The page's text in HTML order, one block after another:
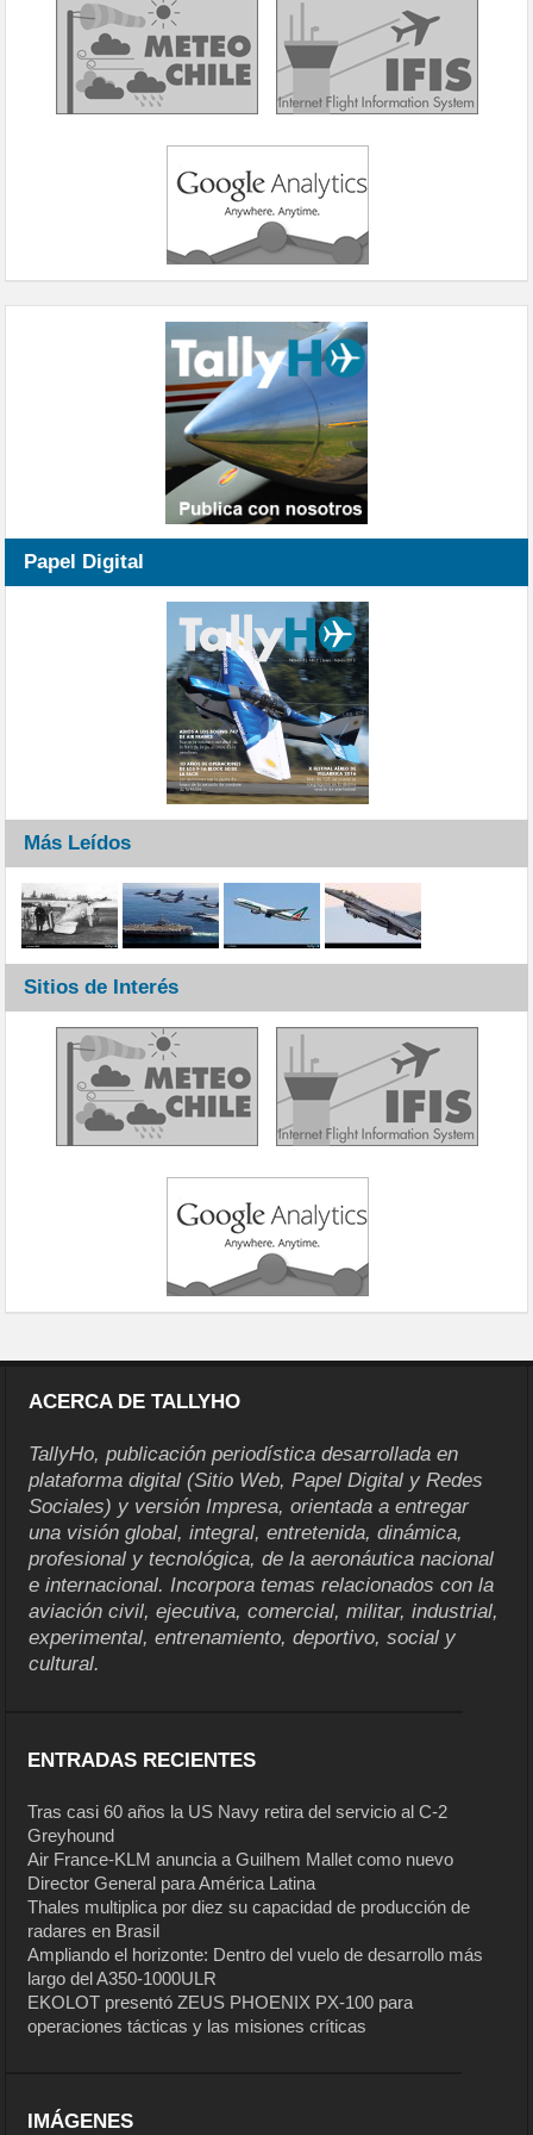
Papel Digital
Más Leídos
Sitios de Interés
ACERCA DE TALLYHO
TallyHo, publicación periodística desarrollada en
plataforma digital (Sitio Web, Papel Digital y Redes
Sociales) y versión Impresa, orientada a entregar
una visión global, integral, entretenida, dinámica,
profesional y tecnológica, de la aeronáutica nacional
e internacional. Incorpora temas relacionados con la
aviación civil, ejecutiva, comercial, militar, industrial,
experimental, entrenamiento, deportivo, social y
cultural.
ENTRADAS RECIENTES
Tras casi 60 años la US Navy retira del servicio al C-2
Greyhound
Air France-KLM anuncia a Guilhem Mallet como nuevo
Director General para América Latina
Thales multiplica por diez su capacidad de producción de
radares en Brasil
Ampliando el horizonte: Dentro del vuelo de desarrollo más
largo del A350-1000ULR
EKOLOT presentó ZEUS PHOENIX PX-100 para
operaciones tácticas y las misiones críticas
IMÁGENES